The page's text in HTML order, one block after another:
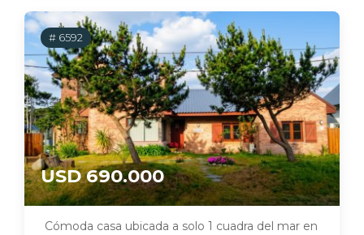
# 6592
USD 690.000
Cómoda casa ubicada a solo 1 cuadra del mar en